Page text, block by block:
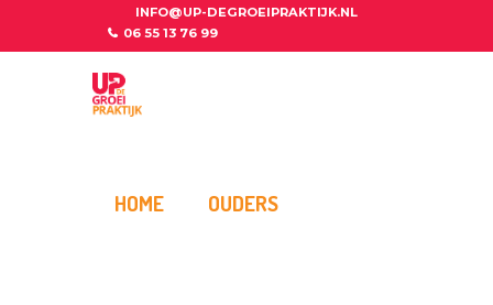
INFO@UP-DEGROEIPRAKTIJK.NL
06 55 13 76 99
HOME OUDERS